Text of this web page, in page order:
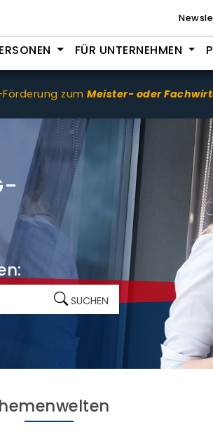
FÜR UNTERNEHMEN
zum Meister- oder
SUCHEN